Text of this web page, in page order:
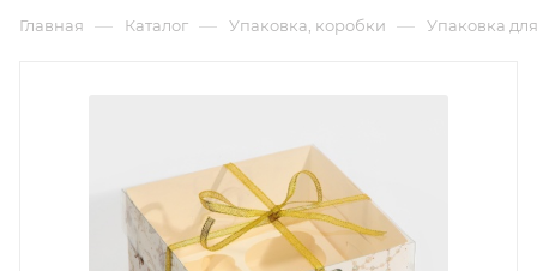
Главная — Каталог — Упаковка, коробки — Упаковка